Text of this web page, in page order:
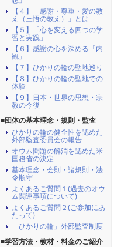
【４】「感謝・尊重・愛の教
え（三悟の教え）」とは
【５】「心を変える四つの学
習と実践」
【６】感謝の心を深める「内
観」
【７】ひかりの輪の聖地巡り
【８】ひかりの輪の聖地での
体験
【９】日本・世界の思想・宗
教の今後
■団体の基本理念・規則・監査
ひかりの輪の健全性を認めた
外部監査委員会の報告
オウム問題の解消を認めた米
国務省の決定
基本理念・会則・諸規則・法
令順守
よくあるご質問１(過去のオウ
ム関連事項について)
よくあるご質問２(ご参加にあ
たって)
「ひかりの輪」外部監査制度
■学習方法・教材・料金のご紹介